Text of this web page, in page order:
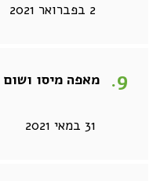
2 בפברואר 2021
מאפה מיסו ושום
31 במאי 2021